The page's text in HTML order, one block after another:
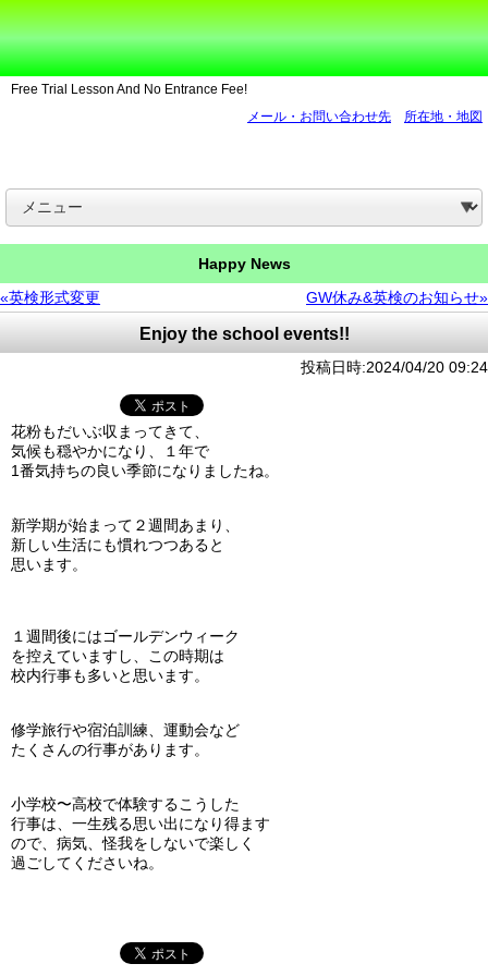
Free Trial Lesson And No Entrance Fee!
メール・お問い合わせ先
所在地・地図
Happy News
«英検形式変更
GW休み&英検のお知らせ»
Enjoy the school events!!
投稿日時:2024/04/20 09:24
花粉もだいぶ収まってきて、
気候も穏やかになり、１年で
1番気持ちの良い季節になりましたね。
新学期が始まって２週間あまり、
新しい生活にも慣れつつあると
思います。
１週間後にはゴールデンウィーク
を控えていますし、この時期は
校内行事も多いと思います。
修学旅行や宿泊訓練、運動会など
たくさんの行事があります。
小学校〜高校で体験するこうした
行事は、一生残る思い出になり得ます
ので、病気、怪我をしないで楽しく
過ごしてくださいね。